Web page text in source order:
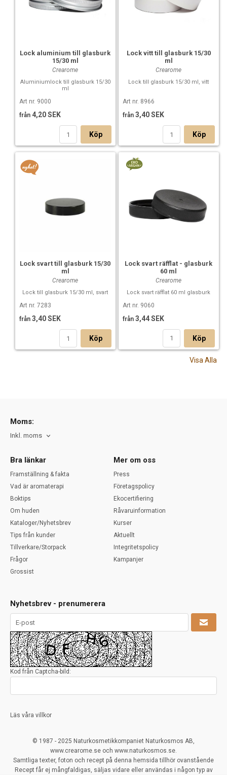
Lock aluminium till glasburk
15/30 ml
Crearome
Aluminiumlock till glasburk 15/30
ml
Art nr. 9000
från 4,20 SEK
Köp
Lock vitt till glasburk 15/30
ml
Crearome
Lock till glasburk 15/30 ml, vitt
Art nr. 8966
från 3,40 SEK
Köp
Lock svart till glasburk 15/30
ml
Crearome
Lock till glasburk 15/30 ml, svart
Art nr. 7283
från 3,40 SEK
Köp
Lock svart räfflat - glasburk
60 ml
Crearome
Lock svart räfflat 60 ml glasburk
Art nr. 9060
från 3,44 SEK
Köp
Visa Alla
Moms:
Inkl. moms
Bra länkar
Framställning & fakta
Vad är aromaterapi
Boktips
Om huden
Kataloger/Nyhetsbrev
Tips från kunder
Tillverkare/Storpack
Frågor
Grossist
Mer om oss
Press
Företagspolicy
Ekocertifiering
Råvaruinformation
Kurser
Aktuellt
Integritetspolicy
Kampanjer
Nyhetsbrev - prenumerera
Kod från Captcha-bild:
Läs våra villkor
© 1987 - 2025 Naturkosmetikkompaniet Naturkosmos AB,
www.crearome.se och www.naturkosmos.se.
Samtliga texter, foton och recept på denna hemsida tillhör ovanstående
Recept får ej mångfaldigas, säljas vidare eller användas i någon typ av